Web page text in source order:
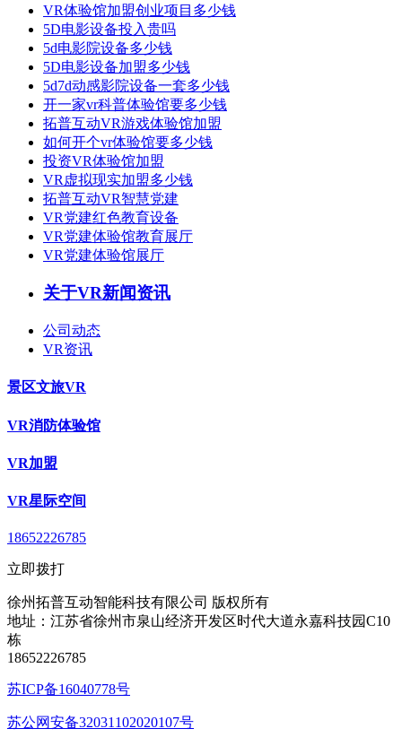
VR体验馆加盟创业项目多少钱
5D电影设备投入贵吗
5d电影院设备多少钱
5D电影设备加盟多少钱
5d7d动感影院设备一套多少钱
开一家vr科普体验馆要多少钱
拓普互动VR游戏体验馆加盟
如何开个vr体验馆要多少钱
投资VR体验馆加盟
VR虚拟现实加盟多少钱
拓普互动VR智慧党建
VR党建红色教育设备
VR党建体验馆教育展厅
VR党建体验馆展厅
关于VR新闻资讯
公司动态
VR资讯
景区文旅VR
VR消防体验馆
VR加盟
VR星际空间
18652226785
立即拨打
徐州拓普互动智能科技有限公司 版权所有
地址：江苏省徐州市泉山经济开发区时代大道永嘉科技园C10
栋
18652226785
苏ICP备16040778号
苏公网安备32031102020107号